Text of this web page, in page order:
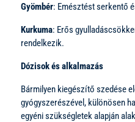
Gyömbér: Emésztést serkentő
Kurkuma: Erős
rendelkezik.
Dózisok és alkalmazás
Bármilyen kiegészítő szedése
gyógyszerészével, különösen
egyéni szükségletek alapján